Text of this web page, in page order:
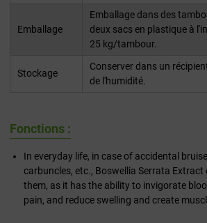
Emballage
Emballage dans des
deux sacs en plastique à
25 kg/tambour.
Stockage
Conserver dans un
de l'humidité.
Fonctions :
In everyday life, in case of accidental
carbuncles, etc., Boswellia Serrata Extract
them, as it has the ability to invigorate
pain, and reduce swelling and create